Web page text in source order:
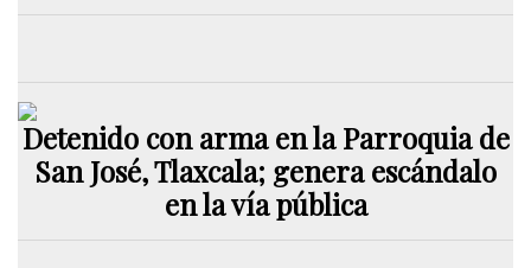
Detenido con arma en la Parroquia de
San José, Tlaxcala; genera escándalo
en la vía pública